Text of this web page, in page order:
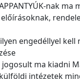
nak ma
engedéllyel kell
jogosult ma kiadni
intézetek